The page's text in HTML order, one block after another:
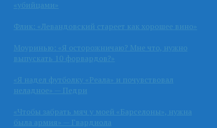
«убийцами»
Флик: «Левандовский стареет как хорошее вино»
Моуринью: «Я осторожничаю? Мне что, нужно
выпускать 10 форвардов?»
«Я надел футболку «Реала» и почувствовал
неладное» — Педри
«Чтобы забрать мяч у моей «Барселоны», нужна
была армия» — Гвардиола